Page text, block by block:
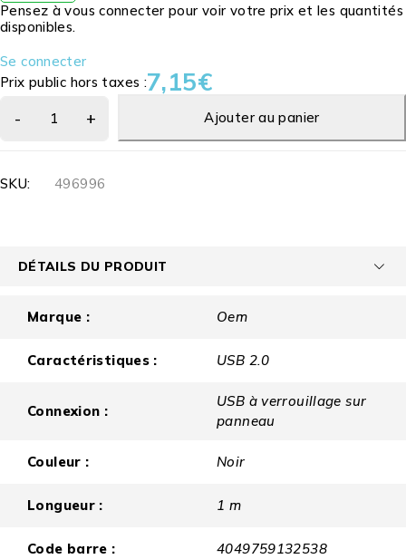
Pensez à vous connecter pour voir votre prix et les quantités
disponibles.
Se connecter
Prix public hors taxes :7,15€
Ajouter au panier
SKU: 496996
DÉTAILS DU PRODUIT
Marque : Oem
Caractéristiques : USB 2.0
Connexion :
USB à verrouillage sur
panneau
Couleur : Noir
Longueur : 1 m
Code barre : 4049759132538